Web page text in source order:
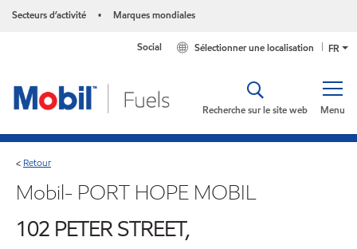
Secteurs d’activité • Marques mondiales
FR
Sélectionner une localisation
Social
Menu
Recherche sur le site web
< Retour
Mobil- PORT HOPE MOBIL
102 PETER STREET,